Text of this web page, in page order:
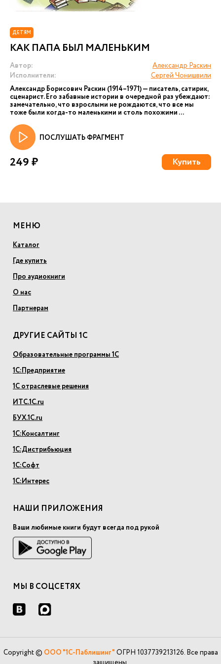
ДЕТЯМ
КАК ПАПА БЫЛ МАЛЕНЬКИМ
Автор:
Александр Раскин
Исполнители:
Сергей Чонишвили
Александр Борисович Раскин (1914–1971) — писатель, сатирик,
сценарист. Его забавные истории в очередной раз убеждают:
замечательно, что взрослыми не рождаются, что все мы
тоже были когда-то маленькими и столь похожими ...
ПОСЛУШАТЬ ФРАГМЕНТ
249 ₽ Купить
МЕНЮ
Каталог
Где купить
Про аудиокниги
О нас
Партнерам
ДРУГИЕ САЙТЫ 1С
Образовательные программы 1С
1С:Предприятие
1С отраслевые решения
ИТС.1С.ru
БУХ.1С.ru
1С:Консалтинг
1С:Дистрибьюция
1С:Софт
1С:Интерес
НАШИ ПРИЛОЖЕНИЯ
Ваши любимые книги будут всегда под рукой
МЫ В СОЦСЕТЯХ
Copyright © ООО "1С-Паблишинг" ОГРН 1037739213126. Все права